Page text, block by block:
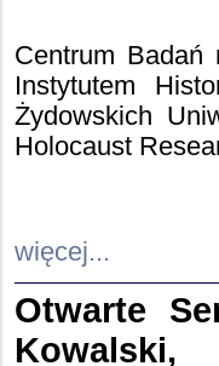
Centrum Badań
Instytutem
Żydowskich
Holocaust
więcej...
Otwarte